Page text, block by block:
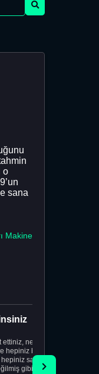
o
sana
Makine
neler
hepiniz beni
sanki
gibi